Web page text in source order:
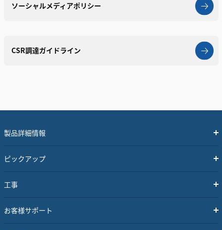
ソーシャルメディアポリシー
CSR調達ガイドライン
製品詳細情報
ピックアップ
工事
お客様サポート